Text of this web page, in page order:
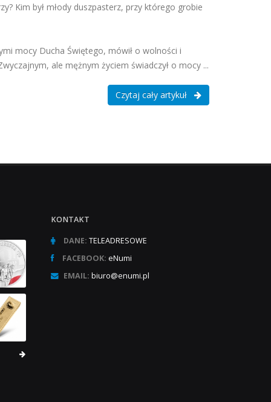
Kim był młody duszpasterz, przy którego grobie
mocy Ducha Świętego, mówił o wolności i
ale mężnym życiem świadczył o mocy ...
Czytaj cały artykuł
KONTAKT
DANE: TELEADRESOWE
FACEBOOK: eNumi
EMAIL: biuro@enumi.pl